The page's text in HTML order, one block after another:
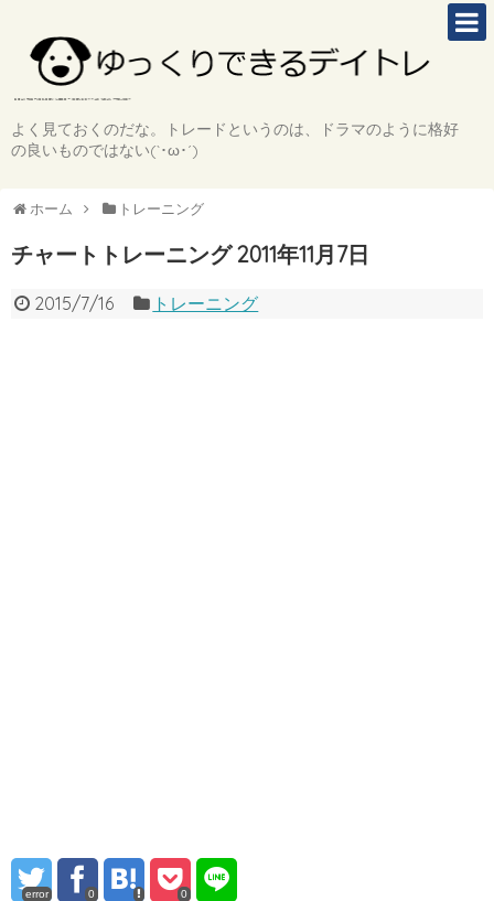
よく見ておくのだな。トレードというのは、ドラマのように格好
の良いものではない(`･ω･´)
ホーム トレーニング
チャートトレーニング 2011年11月7日
2015/7/16 トレーニング
error 0 0